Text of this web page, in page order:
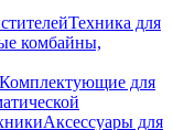
Техника для
комбайны,
Комплектующие для
Аксессуары для